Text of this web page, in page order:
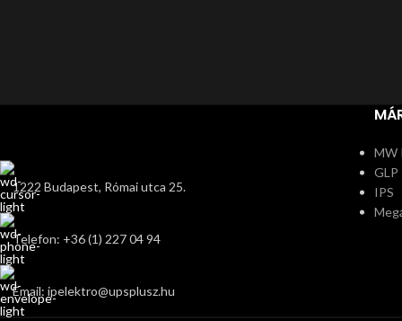
1222 Budapest, Római utca 25.
Telefon: +36 (1) 227 04 94
Email: ipelektro@upsplusz.hu
MW
GLP
IPS